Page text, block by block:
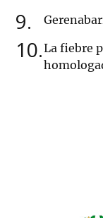
9
10 La fiebre